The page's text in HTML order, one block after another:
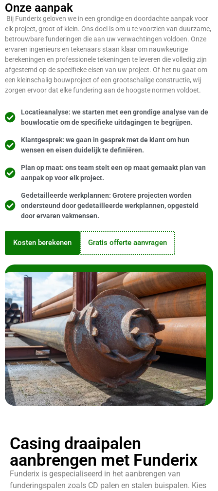
Onze aanpak
Bij Funderix geloven we in een grondige en doordachte aanpak voor
elk project, groot of klein. Ons doel is om u te voorzien van duurzame,
betrouwbare funderingen die aan uw verwachtingen voldoen. Onze
ervaren ingenieurs en tekenaars staan klaar om nauwkeurige
berekeningen en professionele tekeningen te leveren die volledig zijn
afgestemd op de specifieke eisen van uw project. Of het nu gaat om
een kleinschalig bouwproject of een grootschalige constructie, wij
zorgen ervoor dat elke fundering aan de hoogste normen voldoet.
Locatieanalyse: we starten met een grondige analyse van de
bouwlocatie om de specifieke uitdagingen te begrijpen.
Klantgesprek: we gaan in gesprek met de klant om hun
wensen en eisen duidelijk te definiëren.
Plan op maat: ons team stelt een op maat gemaakt plan van
aanpak op voor elk project.
Gedetailleerde werkplannen: Grotere projecten worden
ondersteund door gedetailleerde werkplannen, opgesteld
door ervaren vakmensen.
Kosten berekenen Gratis offerte aanvragen
Casing draaipalen
aanbrengen met Funderix
Funderix is gespecialiseerd in het aanbrengen van
funderingspalen zoals CD palen en stalen buispalen. Kies